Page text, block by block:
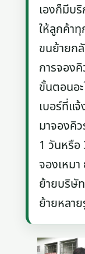
เองก็มีบ
ให้ลูกค้า
ขนย้ายก
การจอง
ขั้นตอนอะ
เบอร์ที่แจ้
มาจองคิ
1 วันหรื
จองเหม
ย้ายบริษั
ย้ายหลา